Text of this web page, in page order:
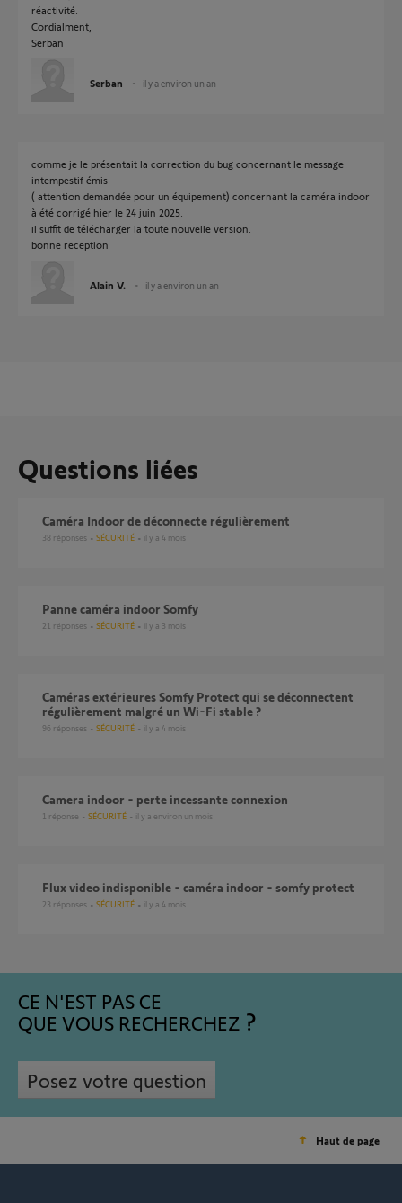
réactivité.
Cordialment,
Serban
Serban il y a environ un an
comme je le présentait la correction du bug concernant le message
intempestif émis
( attention demandée pour un équipement) concernant la caméra indoor
à été corrigé hier le 24 juin 2025.
il suffit de télécharger la toute nouvelle version.
bonne reception
Alain V. il y a environ un an
Questions liées
Caméra Indoor de déconnecte régulièrement
38 réponses SÉCURITÉ il y a 4 mois
Panne caméra indoor Somfy
21 réponses SÉCURITÉ il y a 3 mois
Caméras extérieures Somfy Protect qui se déconnectent
régulièrement malgré un Wi-Fi stable ?
96 réponses SÉCURITÉ il y a 4 mois
Camera indoor - perte incessante connexion
1 réponse SÉCURITÉ il y a environ un mois
Flux video indisponible - caméra indoor - somfy protect
23 réponses SÉCURITÉ il y a 4 mois
CE N'EST PAS CE
QUE VOUS RECHERCHEZ
Posez votre question
Haut de page